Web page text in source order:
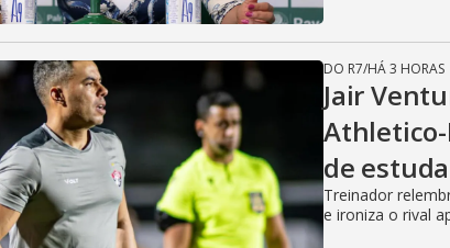
DO R7/HÁ 3 HORAS
Jair
Athletico-
de
Treinador
e ironiza o rival